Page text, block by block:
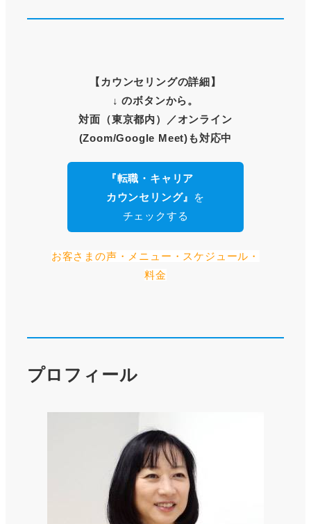
【カウンセリングの詳細】
↓ のボタンから。
対面（東京都内）
／オンライン
(Zoom/Google Meet)も対応中
『転職・キャリア
カウンセリング』
を
チェックする
お客さまの声・メニュー・スケジュール・
料金
プロフィール